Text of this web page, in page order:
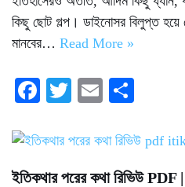
কিছু ছোট গল্প। ডাইনোসর বিলুপ্ত হয়ে
মানবের… Read More »
Fa
bo
ok
T
tte
E
ail re
ইতিকথার পরের কথা রিভিউ